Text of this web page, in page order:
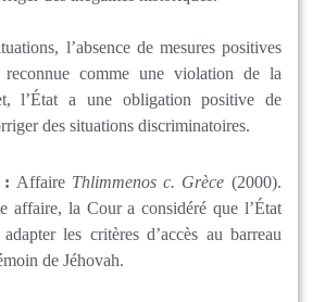
l’absence de mesures positives
reconnue comme une violation de la
l’État a une obligation positive de
des situations discriminatoires.
: Affaire Thlimmenos c. Grèce (2000).
affaire, la Cour a considéré que l’État
les critères d’accès au barreau
de Jéhovah.